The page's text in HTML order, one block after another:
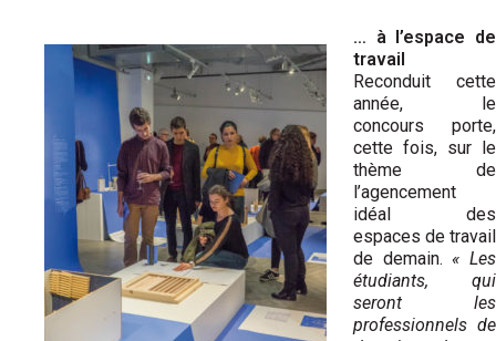
… à l’espace de
travail
Reconduit cette
année, le
concours porte,
cette fois, sur le
thème de
l’agencement
idéal des
espaces de travail
de demain. « Les
étudiants, qui
seront les
professionnels de